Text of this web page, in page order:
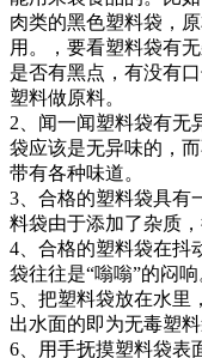
肉类的黑色塑料袋，
用。，要看塑料袋有
是否有黑点，有没有
塑料做原料。
2、闻一闻塑料袋有无
袋应该是无异味的，
带有各种味道。
3、合格的塑料袋具有
料袋由于添加了杂质
4、合格的塑料袋在抖
袋往往是“嗡嗡”的闷响
5、把塑料袋放在水里
出水面的即为无毒塑
6、用手抚摸塑料袋表